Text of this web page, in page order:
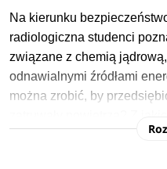
Na kierunku
radiologiczna studenci
związane z chemią
odnawialnymi źródłami
można zrobić, by
korzystać? Odpowiedzi na